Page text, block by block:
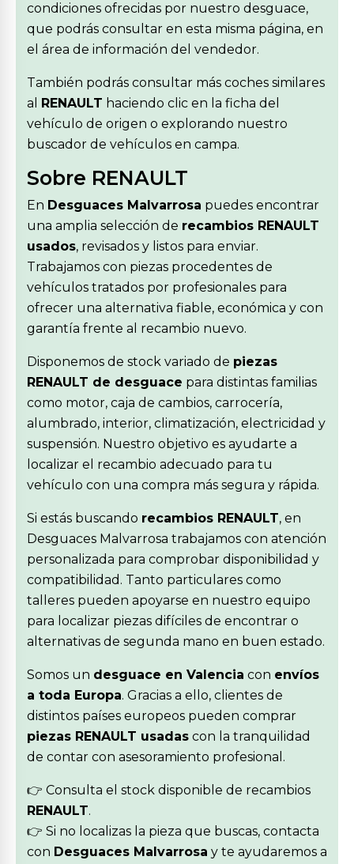
condiciones ofrecidas por nuestro desguace,
que podrás consultar en esta misma página, en
el área de información del vendedor.
También podrás consultar más coches similares
al RENAULT haciendo clic en la ficha del
vehículo de origen o explorando nuestro
buscador de vehículos en campa.
Sobre RENAULT
En Desguaces Malvarrosa puedes encontrar
una amplia selección de recambios RENAULT
usados, revisados y listos para enviar.
Trabajamos con piezas procedentes de
vehículos tratados por profesionales para
ofrecer una alternativa fiable, económica y con
garantía frente al recambio nuevo.
Disponemos de stock variado de piezas
RENAULT de desguace para distintas familias
como motor, caja de cambios, carrocería,
alumbrado, interior, climatización, electricidad y
suspensión. Nuestro objetivo es ayudarte a
localizar el recambio adecuado para tu
vehículo con una compra más segura y rápida.
Si estás buscando recambios RENAULT, en
Desguaces Malvarrosa trabajamos con atención
personalizada para comprobar disponibilidad y
compatibilidad. Tanto particulares como
talleres pueden apoyarse en nuestro equipo
para localizar piezas difíciles de encontrar o
alternativas de segunda mano en buen estado.
Somos un desguace en Valencia con envíos
a toda Europa. Gracias a ello, clientes de
distintos países europeos pueden comprar
piezas RENAULT usadas con la tranquilidad
de contar con asesoramiento profesional.
👉 Consulta el stock disponible de recambios
RENAULT.
👉 Si no localizas la pieza que buscas, contacta
con Desguaces Malvarrosa y te ayudaremos a